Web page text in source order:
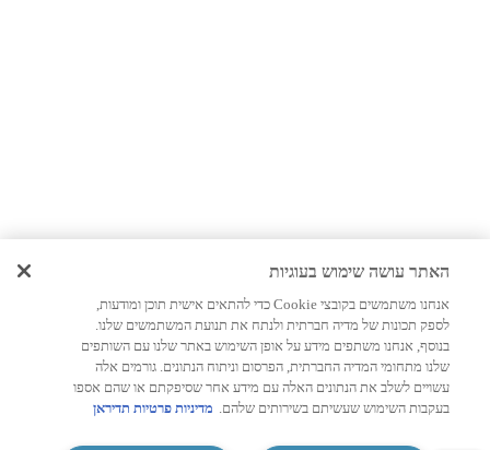
האתר עושה שימוש בעוגיות
אנחנו משתמשים בקובצי Cookie כדי להתאים אישית תוכן ומודעות,
לספק תכונות של מדיה חברתית ולנתח את תנועת המשתמשים שלנו.
בנוסף, אנחנו משתפים מידע על אופן השימוש באתר שלנו עם השותפים
שלנו מתחומי המדיה החברתית, הפרסום וניתוח הנתונים. גורמים אלה
עשויים לשלב את הנתונים האלה עם מידע אחר שסיפקתם או שהם אספו
בעקבות השימוש שעשיתם בשירותים שלהם. מדיניות פרטיות תדיראן